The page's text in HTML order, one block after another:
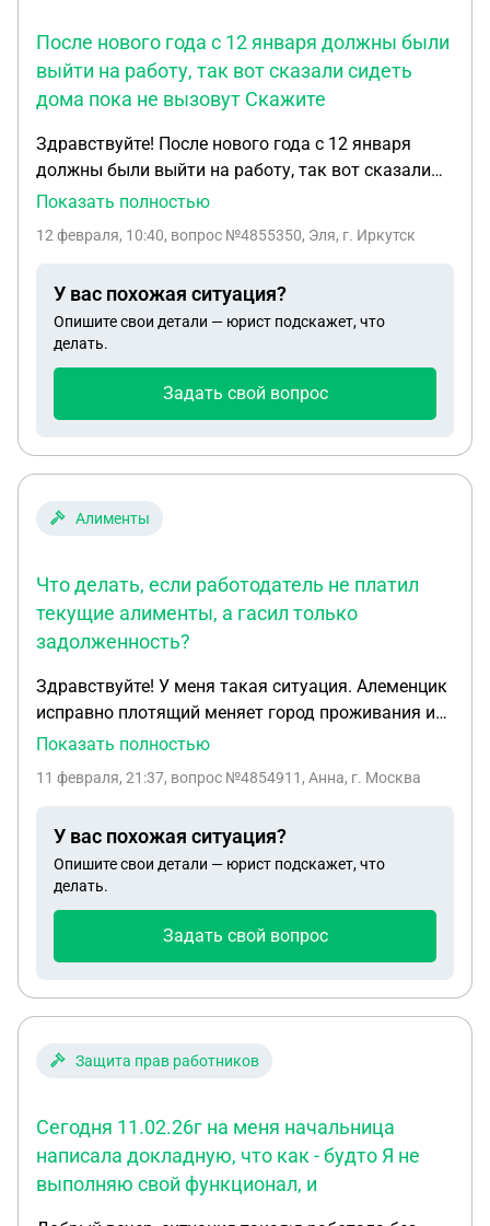
После нового года с 12 января должны были
выйти на работу, так вот сказали сидеть
дома пока не вызовут Скажите
Здравствуйте! После нового года с 12 января
должны были выйти на работу, так вот сказали
сидеть дома пока не вызовут Скажите
сотрудникам, так как сидим без работы и по вине
года не отдали, у кого то у работников по другим
месяцам также не выдали зарплату
задолженность
Показать полностью
12 февраля, 10:40, вопрос №4855350, Эля, г. Иркутск
У вас похожая ситуация?
Опишите свои детали — юрист подскажет, что
делать.
Задать свой вопрос
Алименты
Что делать, если работодатель не платил
текущие алименты, а гасил только
задолженность?
Здравствуйте! У меня такая ситуация. Алеменцик
исправно плотящий меняет город проживания и
работу . Не платит алименты пол года , за этот
просчитанная судебными приставами . Эту
с исполнительным листом в котором указанно
что алименты назначенны в размере 25% . Он
работает там ещё пол года и увольняется.в этот
высчитываются из основного долга ,а алименты в
сама бухгалтер которая сказала ,что она просто
долг
Показать полностью
11 февраля, 21:37, вопрос №4854911, Анна, г. Москва
У вас похожая ситуация?
Опишите свои детали — юрист подскажет, что
делать.
Задать свой вопрос
Защита прав работников
Сегодня 11.02.26г на меня начальница
написала докладную, что как - будто Я не
выполняю свой функционал, и